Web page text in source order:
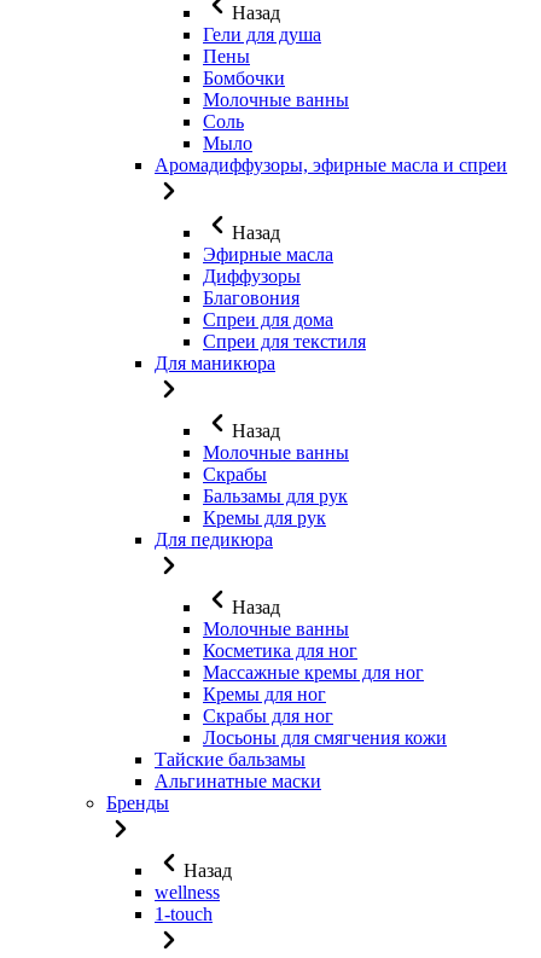
Назад
Гели для душа
Пены
Бомбочки
Молочные ванны
Соль
Мыло
Аромадиффузоры, эфирные масла и спреи
Назад
Эфирные масла
Диффузоры
Благовония
Спреи для дома
Спреи для текстиля
Для маникюра
Назад
Молочные ванны
Скрабы
Бальзамы для рук
Кремы для рук
Для педикюра
Назад
Молочные ванны
Косметика для ног
Массажные кремы для ног
Кремы для ног
Скрабы для ног
Лосьоны для смягчения кожи
Тайские бальзамы
Альгинатные маски
Бренды
Назад
wellness
1-touch